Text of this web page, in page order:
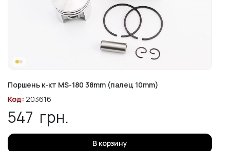
Поршень к-кт MS-180 38mm (палец 10mm)
Код: 203616
547 грн.
В корзину